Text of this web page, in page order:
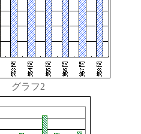
グラフ2